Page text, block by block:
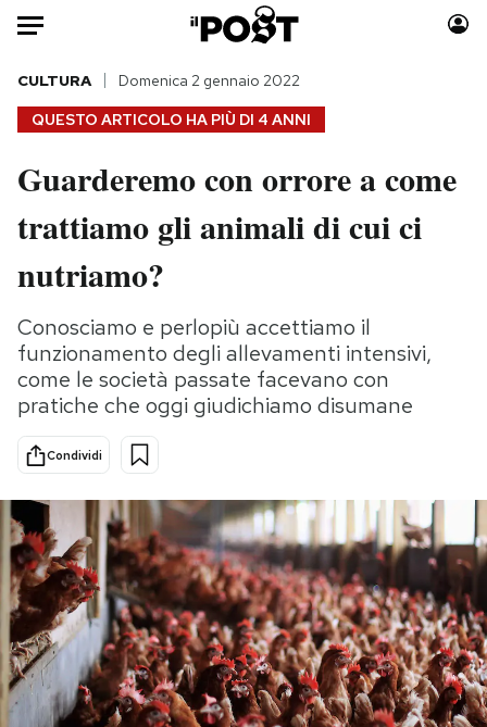
Auto
HOME
Italia
Politica
Tecnologia
Scienza
Cultura
Economia
Sport
Moda
Consumismi
Media
Altrecose
PODCAST
NEWSLETTER
I MIEI PREFERITI
QUESTO ARTICOLO HA PIÙ DI 4 ANNI
CULTURA Domenica 2 gennaio 2022
Guarderemo con orrore a come
trattiamo gli animali di cui ci
nutriamo?
Conosciamo e perlopiù accettiamo il
funzionamento degli allevamenti intensivi,
come le società passate facevano con
pratiche che oggi giudichiamo disumane
Condividi